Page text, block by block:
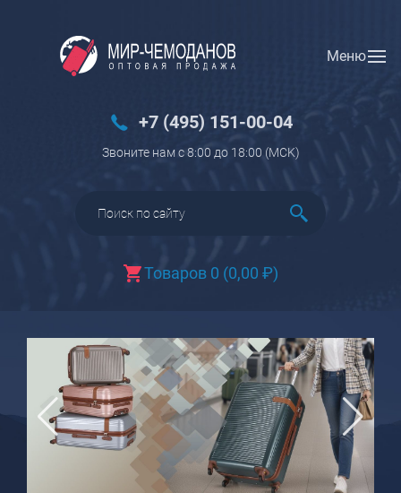
Меню
+7 (495) 151-00-04
Звоните нам с 8:00 до 18:00 (МCK)
Товаров 0 (0,00 ₽)
Вход Регистрация
Багаж
Чемоданы
Чемоданы детские
Пилоты на колесах
чемоданов
Бьюти-кейсы
САКВОЯЖИ
РАСПРОДАЖА
Сумки